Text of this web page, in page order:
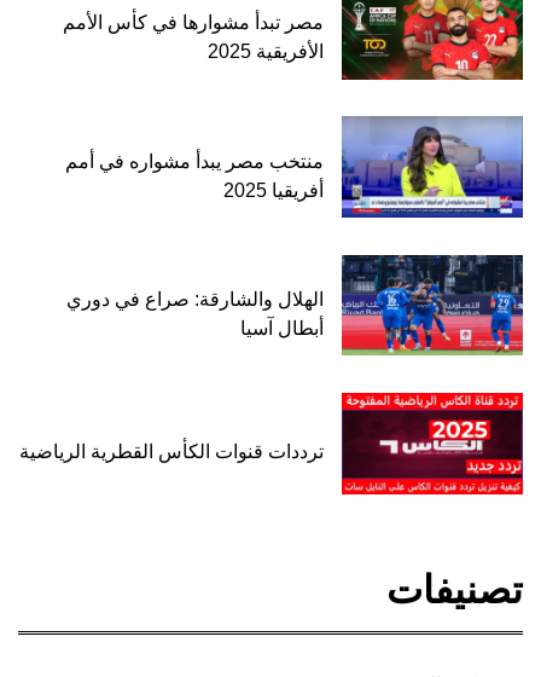
مصر تبدأ مشوارها في كأس الأمم
الأفريقية 2025
منتخب مصر يبدأ مشواره في أمم
أفريقيا 2025
الهلال والشارقة: صراع في دوري
أبطال آسيا
ترددات قنوات الكأس القطرية الرياضية
تصنيفات